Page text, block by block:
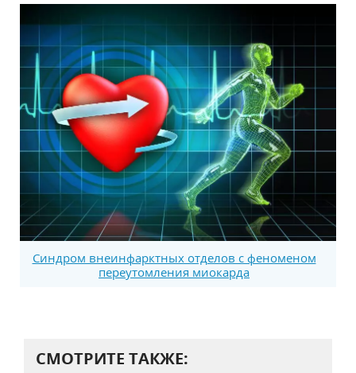
Синдром внеинфарктных отделов с феноменом
переутомления миокарда
СМОТРИТЕ ТАКЖЕ: